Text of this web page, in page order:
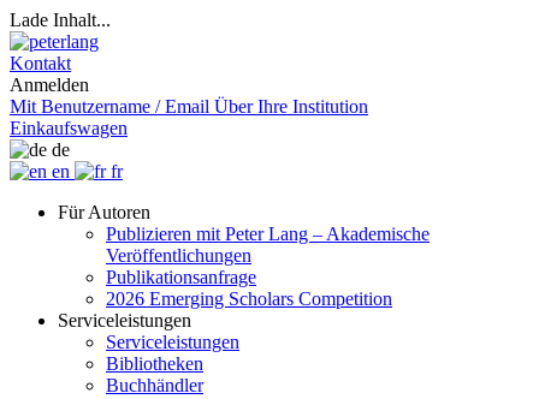
Lade Inhalt...
Kontakt
Anmelden
Mit Benutzername / Email Über Ihre Institution
Einkaufswagen
de
en
fr
Für Autoren
Publizieren mit Peter Lang – Akademische
Veröffentlichungen
Publikationsanfrage
2026 Emerging Scholars Competition
Serviceleistungen
Serviceleistungen
Bibliotheken
Buchhändler